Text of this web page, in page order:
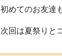
初めてのお友達
次回は夏祭りと